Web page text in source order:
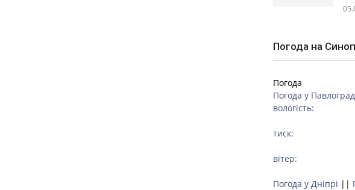
Погода на
Погода
Погода у
вологість:
тиск:
вітер:
Погода у Дніпрі ||